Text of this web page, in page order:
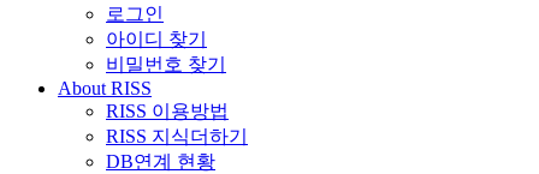
로그인
아이디 찾기
비밀번호 찾기
About RISS
RISS 이용방법
RISS 지식더하기
DB연계 현황